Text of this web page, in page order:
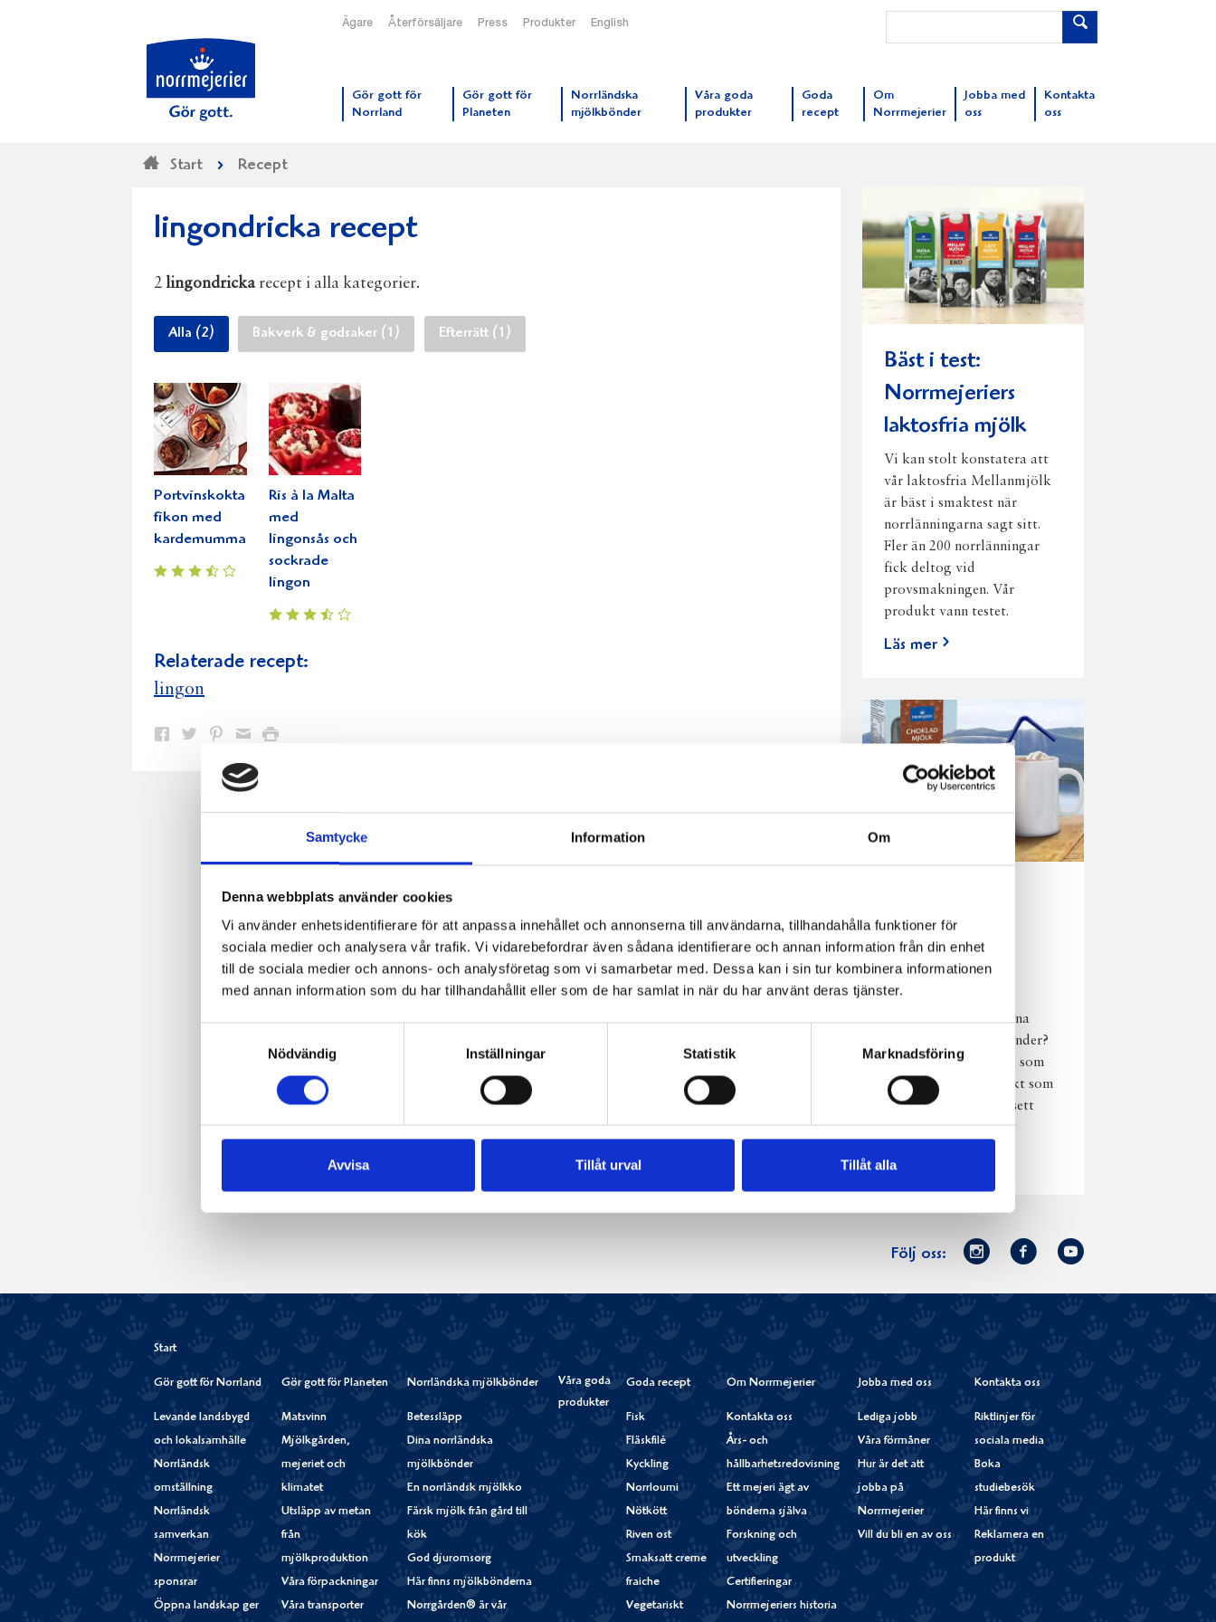
Samtycke Information Om
Denna webbplats använder cookies
Vi använder enhetsidentifierare för att anpassa innehållet och annonserna till användarna, tillhandahålla funktioner för
sociala medier och analysera vår trafik. Vi vidarebefordrar även sådana identifierare och annan information från din enhet
till de sociala medier och annons- och analysföretag som vi samarbetar med. Dessa kan i sin tur kombinera informationen
med annan information som du har tillhandahållit eller som de har samlat in när du har använt deras tjänster.
Nödvändig
Inställningar Statistik Marknadsföring
Avvisa Tillåt urval Tillåt alla
Ägare Återförsäljare Press Produkter English
Gör gott för
Norrland
Gör gott för
Planeten
Norrländska
mjölkbönder
Våra goda
produkter
Goda
recept
Om
Norrmejerier
Jobba med
oss
Kontakta
oss
Start Recept
lingondricka recept
2 lingondricka recept i alla kategorier.
Alla (2) Bakverk & godsaker (1) Efterrätt (1)
Portvinskokta
fikon med
kardemummachokladkräm
Ris à la Malta
med
lingonsås och
sockrade
lingon
Relaterade recept:
lingon
Dela
Facebook
Dela
Twitter
Dela
på
Pinterest
Dela
e-
post
Skriv
Bäst i test:
Norrmejeriers
laktosfria mjölk
Vi kan stolt konstatera att
vår laktosfria Mellanmjölk
är bäst i smaktest när
norrlänningarna sagt sitt.
Fler än 200 norrlänningar
fick deltog vid
provsmakningen. Vår
produkt vann testet.
Läs mer
njutning i alla
väder
Har du provat
chokladmjölk från dina
norrländska mjölkbönder?
Den är lika god varm som
kall och passar perfekt som
vardagsnjutning oavsett
väder, året om.
Läs mer
Följ oss:
Norrmejerier
Instagram
Facebook
Youtube
Start
Gör gott för Norrland
Levande landsbygd
och lokalsamhälle
Norrländsk
omställning
Norrländsk
samverkan
Norrmejerier
sponsrar
Öppna landskap ger
Gör gott för Planeten
Matsvinn
Mjölkgården,
mejeriet och
klimatet
Utsläpp av metan
från
mjölkproduktion
Våra förpackningar
Våra transporter
Norrländska mjölkbönder
Betessläpp
Dina norrländska
mjölkbönder
En norrländsk mjölkko
Färsk mjölk från gård till
kök
God djuromsorg
Här finns mjölkbönderna
Norrgården® är vår
Våra goda
produkter
Goda recept
Fisk
Fläskfilé
Kyckling
Norrloumi
Nötkött
Riven ost
Smaksatt creme
fraiche
Vegetariskt
Om Norrmejerier
Kontakta oss
Års- och
hållbarhetsredovisning
Ett mejeri ägt av
bönderna själva
Forskning och
utveckling
Certifieringar
Norrmejeriers historia
Jobba med oss
Lediga jobb
Våra förmåner
Hur är det att
jobba på
Norrmejerier
Vill du bli en av oss
Kontakta oss
Riktlinjer för
sociala media
Boka
studiebesök
Här finns vi
Reklamera en
produkt